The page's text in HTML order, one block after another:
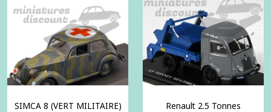
SIMCA 8 (VERT MILITAIRE)
Renault 2.5 Tonnes